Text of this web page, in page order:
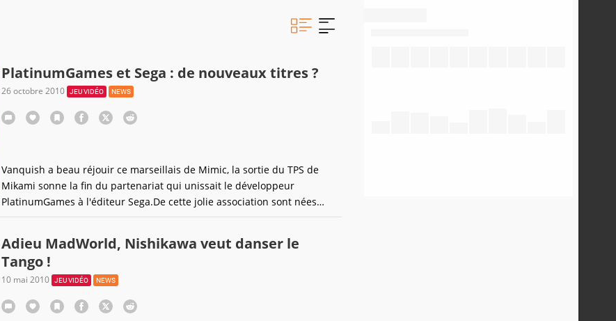
PlatinumGames et Sega : de nouveaux titres ?
26 octobre 2010 JEU VIDÉO NEWS
Vanquish a beau réjouir ce marseillais de Mimic, la sortie du TPS de
Mikami sonne la fin du partenariat qui unissait le développeur
PlatinumGames à l'éditeur Sega.De cette jolie association sont nées
quatre beaux titres : MadWorld, Bayonetta, Infinite Space et donc
Adieu MadWorld, Nishikawa veut danser le
Tango !
10 mai 2010 JEU VIDÉO NEWS